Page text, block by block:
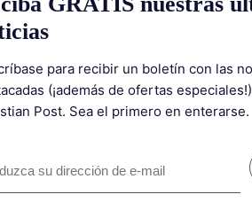
para recibir un boletín con las
(¡además de ofertas
Post. Sea el primero en enterarse.